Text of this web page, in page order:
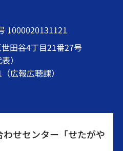
1000020131121
田谷4丁目21番27号
）
広報広聴課）
わせセンター「せたがや